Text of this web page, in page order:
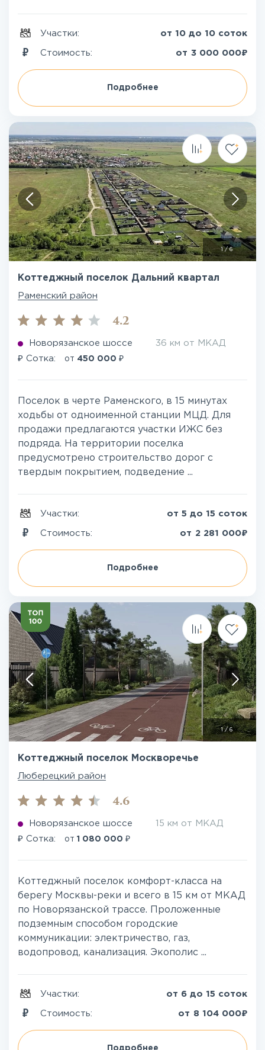
Участки: от 10 до 10 соток
Стоимость: от 3 000 000₽
Подробнее
1 /6
Коттеджный поселок Дальний квартал
Раменский район
4.2
Новорязанское шоссе 36 км от МКАД
₽ Сотка: от 450 000 ₽
Поселок в черте Раменского, в 15 минутах
ходьбы от одноименной станции МЦД. Для
продажи предлагаются участки ИЖС без
подряда. На территории поселка
предусмотрено строительство дорог с
твердым покрытием, подведение ...
Участки: от 5 до 15 соток
Стоимость: от 2 281 000₽
Подробнее
1/6
Коттеджный поселок Москворечье
Люберецкий район
4.6
Новорязанское шоссе 15 км от МКАД
₽ Сотка: от 1 080 000 ₽
Коттеджный поселок комфорт-класса на
берегу Москвы-реки и всего в 15 км от МКАД
по Новорязанской трассе. Проложенные
подземным способом городские
коммуникации: электричество, газ,
водопровод, канализация. Экополис ...
Участки: от 6 до 15 соток
Стоимость: от 8 104 000₽
Подробнее